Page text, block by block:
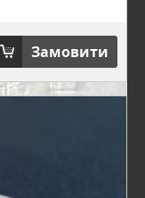
Замовити